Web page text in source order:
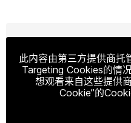
此内容由第三方提供商托
Targeting Cookies的情
想观看来自这些提供
Cookie”的